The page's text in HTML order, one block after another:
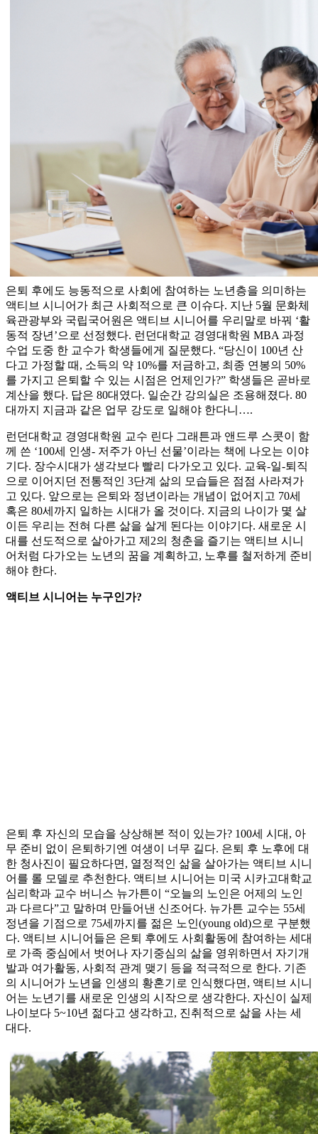
은퇴 후에도 능동적으로 사회에 참여하는 노년층을 의미하는
액티브 시니어가 최근 사회적으로 큰 이슈다. 지난 5월 문화체
육관광부와 국립국어원은 액티브 시니어를 우리말로 바꿔 ‘활
동적 장년’으로 선정했다. 런던대학교 경영대학원 MBA 과정
수업 도중 한 교수가 학생들에게 질문했다. “당신이 100년 산
다고 가정할 때, 소득의 약 10%를 저금하고, 최종 연봉의 50%
를 가지고 은퇴할 수 있는 시점은 언제인가?” 학생들은 곧바로
계산을 했다. 답은 80대였다. 일순간 강의실은 조용해졌다. 80
대까지 지금과 같은 업무 강도로 일해야 한다니….
런던대학교 경영대학원 교수 린다 그래튼과 앤드루 스콧이 함
께 쓴 ‘100세 인생- 저주가 아닌 선물’이라는 책에 나오는 이야
기다. 장수시대가 생각보다 빨리 다가오고 있다. 교육-일-퇴직
으로 이어지던 전통적인 3단계 삶의 모습들은 점점 사라져가
고 있다. 앞으로는 은퇴와 정년이라는 개념이 없어지고 70세
혹은 80세까지 일하는 시대가 올 것이다. 지금의 나이가 몇 살
이든 우리는 전혀 다른 삶을 살게 된다는 이야기다. 새로운 시
대를 선도적으로 살아가고 제2의 청춘을 즐기는 액티브 시니
어처럼 다가오는 노년의 꿈을 계획하고, 노후를 철저하게 준비
해야 한다.
액티브 시니어는 누구인가?
은퇴 후 자신의 모습을 상상해본 적이 있는가? 100세 시대, 아
무 준비 없이 은퇴하기엔 여생이 너무 길다. 은퇴 후 노후에 대
한 청사진이 필요하다면, 열정적인 삶을 살아가는 액티브 시니
어를 롤 모델로 추천한다. 액티브 시니어는 미국 시카고대학교
심리학과 교수 버니스 뉴가튼이 “오늘의 노인은 어제의 노인
과 다르다”고 말하며 만들어낸 신조어다. 뉴가튼 교수는 55세
정년을 기점으로 75세까지를 젊은 노인(young old)으로 구분했
다. 액티브 시니어들은 은퇴 후에도 사회활동에 참여하는 세대
로 가족 중심에서 벗어나 자기중심의 삶을 영위하면서 자기개
발과 여가활동, 사회적 관계 맺기 등을 적극적으로 한다. 기존
의 시니어가 노년을 인생의 황혼기로 인식했다면, 액티브 시니
어는 노년기를 새로운 인생의 시작으로 생각한다. 자신이 실제
나이보다 5~10년 젊다고 생각하고, 진취적으로 삶을 사는 세
대다.